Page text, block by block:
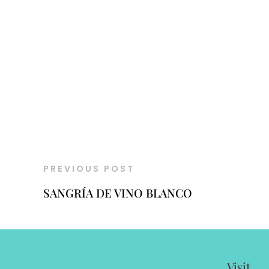
PREVIOUS POST
SANGRÍA DE VINO BLANCO